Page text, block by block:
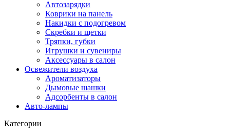
Автозарядки
Коврики на панель
Накидки с подогревом
Скребки и щетки
Тряпки, губки
Игрушки и сувениры
Аксессуары в салон
Освежители воздуха
Ароматизаторы
Дымовые шашки
Адсорбенты в салон
Авто-лампы
Категории